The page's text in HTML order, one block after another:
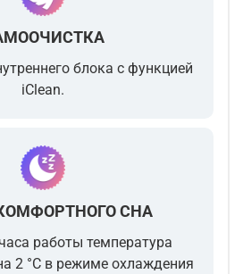
блока с функцией
iClean.
СНА
работы температура
2 °С в режиме охлаждения